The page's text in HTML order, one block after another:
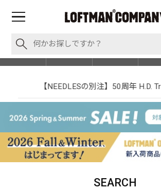
【NEEDLESの別注】50周年 H.D.
SEARCH